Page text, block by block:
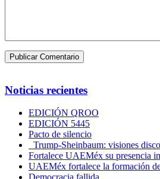
Noticias recientes
EDICIÓN QROO
EDICIÓN 5445
Pacto de silencio
Trump-Sheinbaum: visiones
Fortalece UAEMéx su presencia
UAEMéx fortalece la formación